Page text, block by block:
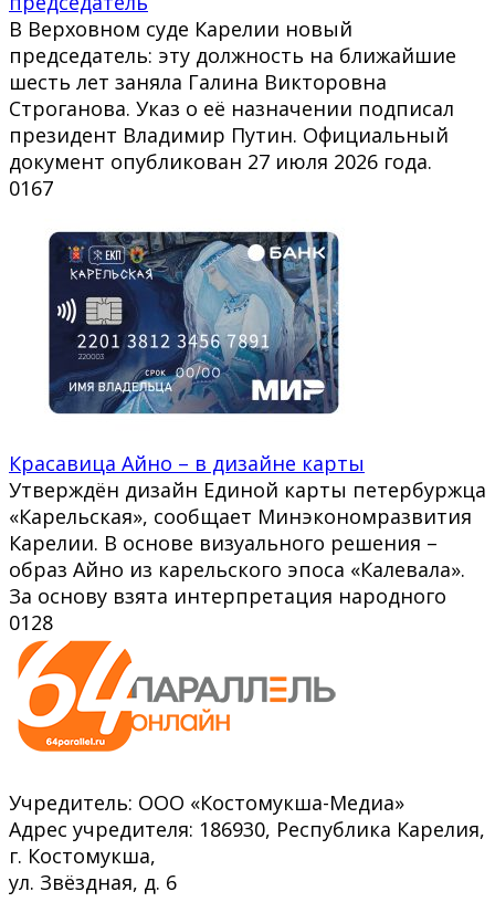
В Верховном суде Карелии новый
председатель: эту должность на ближайшие
шесть лет заняла Галина Викторовна
Строганова. Указ о её назначении подписал
президент Владимир Путин. Официальный
документ опубликован 27 июля 2026 года.
0167
Красавица Айно – в дизайне карты
Утверждён дизайн Единой карты петербуржца
«Карельская», сообщает Минэкономразвития
Карелии. В основе визуального решения –
образ Айно из карельского эпоса «Калевала».
За основу взята интерпретация народного
0128
Учредитель: ООО «Костомукша-Медиа»
Адрес учредителя: 186930, Республика Карелия,
г. Костомукша,
ул. Звёздная, д. 6